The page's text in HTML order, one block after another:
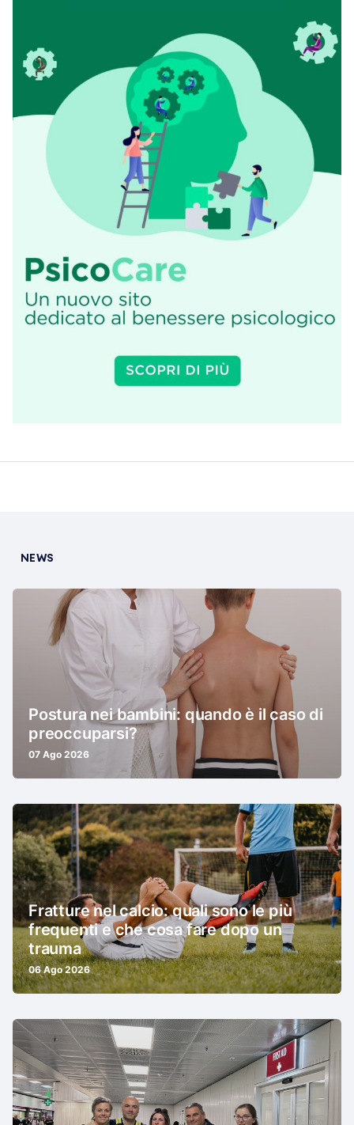
NEWS
Postura nei bambini: quando è il caso di
preoccuparsi?
07 Ago 2026
Fratture nel calcio: quali sono le più
frequenti e che cosa fare dopo un
trauma
06 Ago 2026